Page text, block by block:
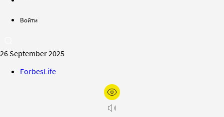
Войти
26 September 2025
ForbesLife